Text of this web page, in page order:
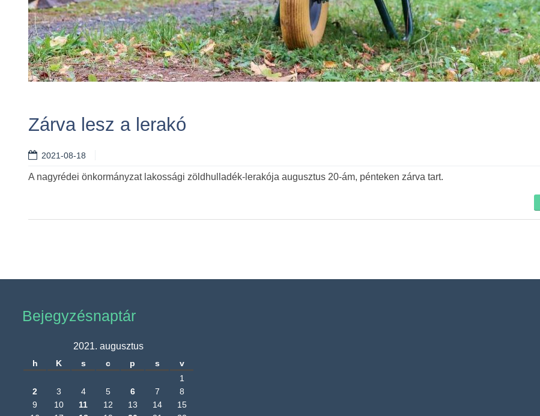
Zárva lesz a lerakó
2021-08-18
A nagyrédei önkormányzat lakossági zöldhulladék-lerakója augusztus 20-ám, pénteken zárva tart.
Bejegyzésnaptár
2021. augusztus
h K s c p s
v
1
2
3 4 5 6 7
8
9
10 11 12 13 14
15